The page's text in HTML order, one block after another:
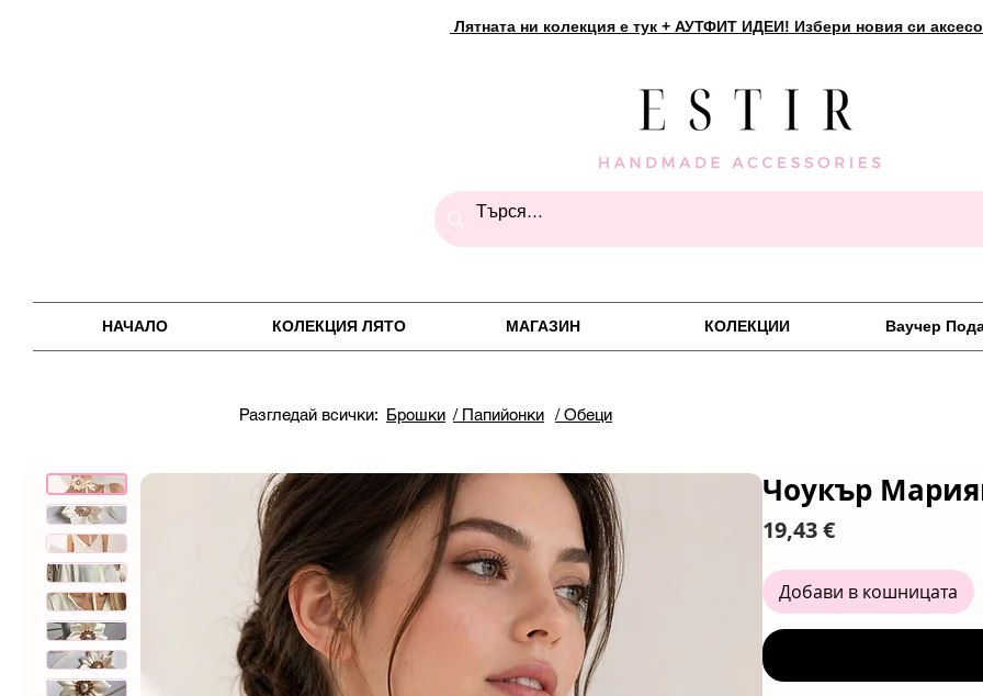
Лятната ни колекция е тук + АУТФИТ ИДЕИ! Избери новия си
НАЧАЛО КОЛЕКЦИЯ ЛЯТО МАГАЗИН КОЛЕКЦИИ Ваучер
Разгледай всички: Брошки / Папийонки / Обеци
Чоукър
19,43 €Цена
Добави в кошницата